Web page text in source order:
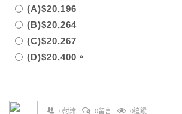
(A)$20,196
(B)$20,264
(C)$20,267
(D)$20,400。
0討論 0留言 0追蹤